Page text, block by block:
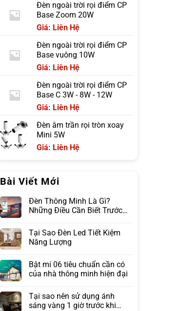
Đèn ngoài trời rọi điểm CP
Base Zoom 20W
Giá: Liên Hệ
Đèn ngoài trời rọi điểm CP
Base vuông 10W
Giá: Liên Hệ
Đèn ngoài trời rọi điểm CP
Base C 3W - 8W - 12W
Giá: Liên Hệ
Đèn âm trần rọi tròn xoay
Mini 5W
Giá: Liên Hệ
Bài Viết Mới
Đèn Thông Minh Là Gì?
Những Điều Cần Biết Trước
Tại Sao Đèn Led Tiết Kiệm
Năng Lượng
Bật mí 06 tiêu chuẩn cần có
của nhà thông minh hiện đại
Tại sao nên sử dụng ánh
sáng vàng 1 giờ trước khi